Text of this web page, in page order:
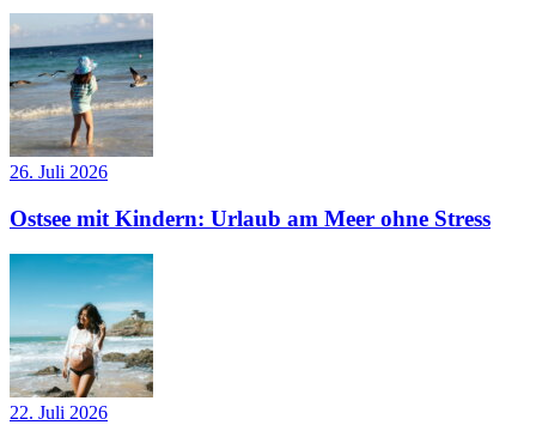
26. Juli 2026
Ostsee mit Kindern: Urlaub am Meer ohne Stress
22. Juli 2026